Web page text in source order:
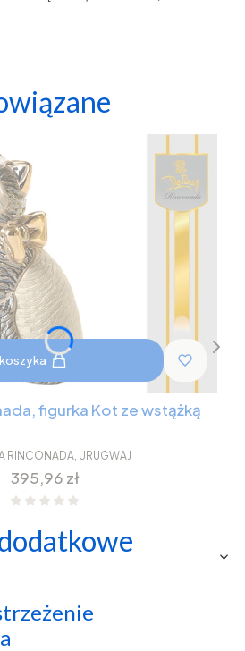
figurka Kot ze wstążką
RINCONADA, URUGWAJ
Cena
395,96 zł